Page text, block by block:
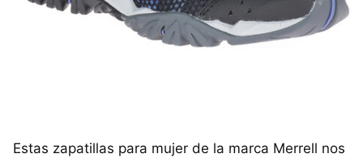
Estas zapatillas para mujer de la marca Merrell nos